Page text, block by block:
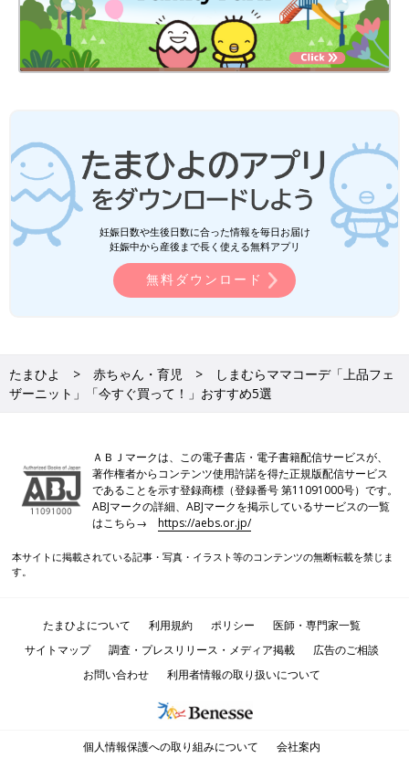
妊娠日数や生後日数に合った情報を毎日お届け
妊娠中から産後まで長く使える無料アプリ
無料ダウンロード
たまひよ 赤ちゃん・育児
しまむらママコーデ「上品フェ
ザーニット」「今すぐ買って！」おすすめ5選
ＡＢＪマークは、この電子書店・電子書籍配信サービスが、
著作権者からコンテンツ使用許諾を得た正規版配信サービス
であることを示す登録商標（登録番号 第11091000号）です。
ABJマークの詳細、ABJマークを掲示しているサービスの一覧
はこちら→https://aebs.or.jp/
本サイトに掲載されている記事・写真・イラスト等のコンテンツの無断転載を禁じま
す。
たまひよについて 利用規約 ポリシー
医師・専門家一覧
サイトマップ
調査・プレスリリース・メディア掲載
広告のご相談
お問い合わせ
利用者情報の取り扱いについて
個人情報保護への取り組みについて 会社案内